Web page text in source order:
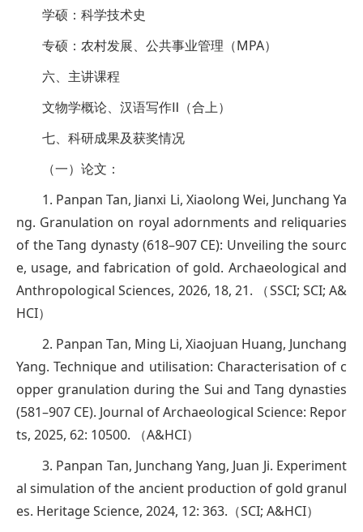
学硕：科学技术史
专硕：农村发展、公共事业管理（MPA）
六、主讲课程
文物学概论、汉语写作Ⅱ（合上）
七、科研成果及获奖情况
（一）论文：
1. Panpan Tan, Jianxi Li, Xiaolong Wei, Junchang Ya
ng. Granulation on royal adornments and reliquaries
of the Tang dynasty (618–907 CE): Unveiling the sourc
e, usage, and fabrication of gold. Archaeological and
Anthropological Sciences, 2026, 18, 21. （SSCI; SCI; A&
HCI）
2. Panpan Tan, Ming Li, Xiaojuan Huang, Junchang
Yang. Technique and utilisation: Characterisation of c
opper granulation during the Sui and Tang dynasties
(581–907 CE). Journal of Archaeological Science: Repor
ts, 2025, 62: 10500. （A&HCI）
3. Panpan Tan, Junchang Yang, Juan Ji. Experiment
al simulation of the ancient production of gold granul
es. Heritage Science, 2024, 12: 363.（SCI; A&HCI）